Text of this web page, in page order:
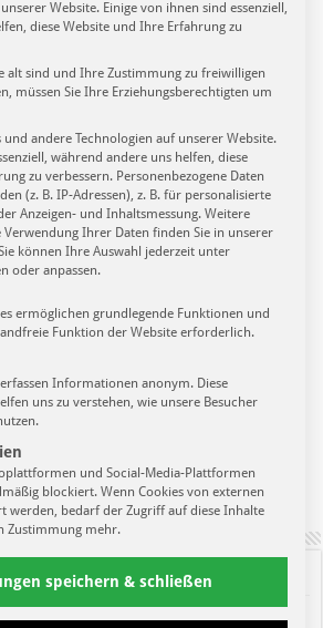
94. u.a. mit Thomas Löwe zur
1. FC Lokomotive Leipzig.
(192)
Website. Einige von ihnen sind essenziell,
diese Website und Ihre Erfahrung zu
alt sind und Ihre Zustimmung zu freiwilligen
müssen Sie Ihre Erziehungsberechtigten um
andere Technologien auf unserer Website.
während andere uns helfen, diese
zu verbessern. Personenbezogene Daten
(z. B. IP-Adressen), z. B. für personalisierte
Anzeigen- und Inhaltsmessung. Weitere
Ihrer Daten finden Sie in unserer
können Ihre Auswahl jederzeit unter
oder anpassen.
Service-Gruppen, für die eine Einwilligung
ermöglichen grundlegende Funktionen und
Funktion der Website erforderlich.
Informationen anonym. Diese
uns zu verstehen, wie unsere Besucher
und Social-Media-Plattformen
blockiert. Wenn Cookies von externen
werden, bedarf der Zugriff auf diese Inhalte
Zustimmung mehr.
speichern & schließen